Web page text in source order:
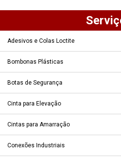
Adesivos e Colas Loctite
Bombonas Plásticas
Botas de Segurança
Cinta para Elevação
Cintas para Amarração
Conexões Industriais